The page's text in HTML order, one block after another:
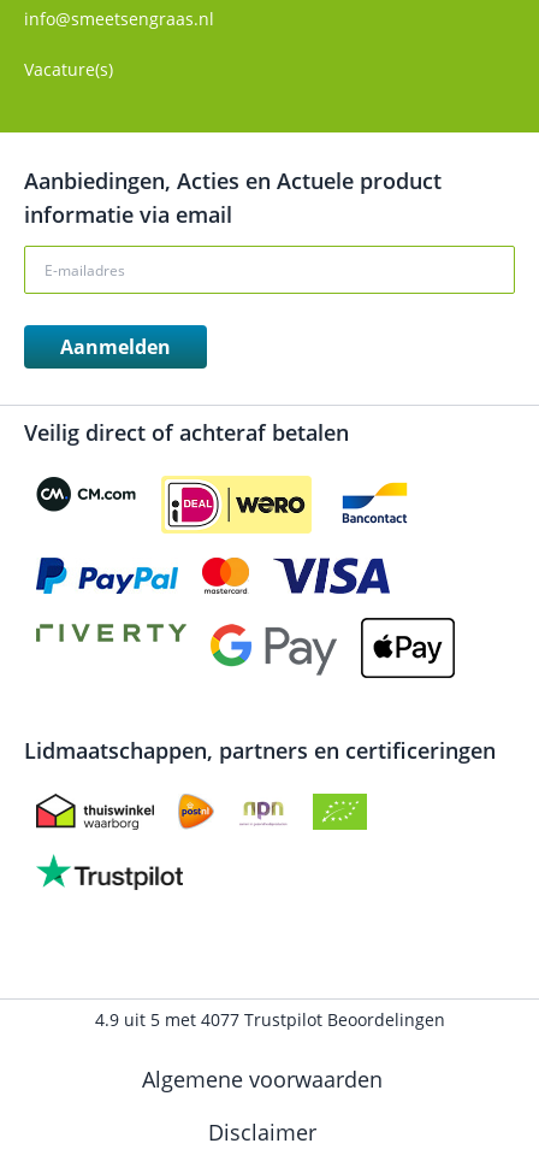
info@smeetsengraas.nl
Vacature(s)
Aanbiedingen, Acties en Actuele product
informatie via email
Aanmelden
Veilig direct of achteraf betalen
Lidmaatschappen, partners en certificeringen
Algemene voorwaarden
Disclaimer
4.9uit 5met 4077Trustpilot Beoordelingen